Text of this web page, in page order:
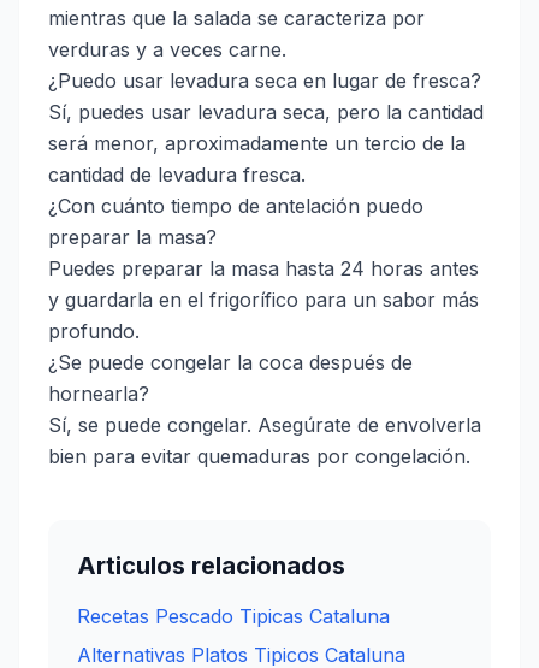
mientras que la salada se caracteriza por
verduras y a veces carne.
¿Puedo usar levadura seca en lugar de fresca?
Sí, puedes usar levadura seca, pero la cantidad
será menor, aproximadamente un tercio de la
cantidad de levadura fresca.
¿Con cuánto tiempo de antelación puedo
preparar la masa?
Puedes preparar la masa hasta 24 horas antes
y guardarla en el frigorífico para un sabor más
profundo.
¿Se puede congelar la coca después de
hornearla?
Sí, se puede congelar. Asegúrate de envolverla
bien para evitar quemaduras por congelación.
Articulos relacionados
Recetas Pescado Tipicas Cataluna
Alternativas Platos Tipicos Cataluna